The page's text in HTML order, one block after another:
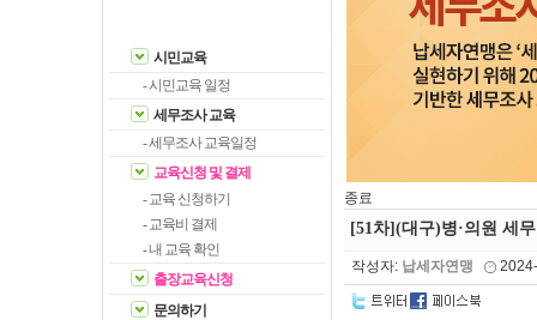
시민교육
- 시민교육 일정
세무조사 교육
- 세무조사 교육일정
교육신청 및 결제
- 교육 신청하기
- 교육비 결제
- 내 교육 확인
출장교육신청
문의하기
종료
[51차](대구)병·의원 세
작성자: 납세자연맹